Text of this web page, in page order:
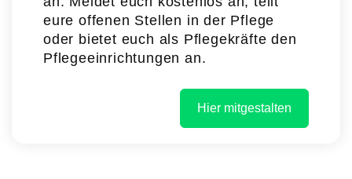
eure offenen Stellen in der Pflege
oder bietet euch als Pflegekräfte den
Pflegeeinrichtungen an.
Hier mitgestalten